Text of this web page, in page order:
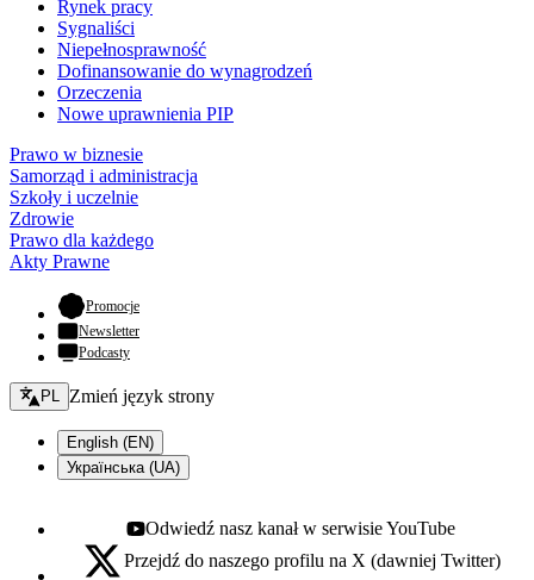
Rynek pracy
Sygnaliści
Niepełnosprawność
Dofinansowanie do wynagrodzeń
Orzeczenia
Nowe uprawnienia PIP
Prawo w biznesie
Samorząd i administracja
Szkoły i uczelnie
Zdrowie
Prawo dla każdego
Akty Prawne
Promocje- otwiera się w nowej karcie
Newsletter
Podcasty
Zmień język - bieżący:
PL Zmień język strony
English (EN)
Українська (UA)
Youtube - otwiera się w nowej karcie
Odwiedź nasz kanał w serwisie YouTube
X - otwiera się w nowej karcie
Przejdź do naszego profilu na X (dawniej Twitter)